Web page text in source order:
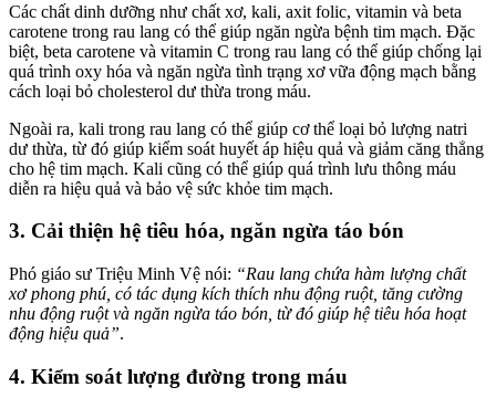
Các chất dinh dưỡng như chất xơ, kali, axit folic, vitamin và beta
carotene trong rau lang có thể giúp ngăn ngừa bệnh tim mạch. Đặc
biệt, beta carotene và vitamin C trong rau lang có thể giúp chống lại
quá trình oxy hóa và ngăn ngừa tình trạng xơ vữa động mạch bằng
cách loại bỏ cholesterol dư thừa trong máu.
Ngoài ra, kali trong rau lang có thể giúp cơ thể loại bỏ lượng natri
dư thừa, từ đó giúp kiểm soát huyết áp hiệu quả và giảm căng thẳng
cho hệ tim mạch. Kali cũng có thể giúp quá trình lưu thông máu
diễn ra hiệu quả và bảo vệ sức khỏe tim mạch.
3. Cải thiện hệ tiêu hóa, ngăn ngừa táo bón
Phó giáo sư Triệu Minh Vệ nói: “Rau lang chứa hàm lượng chất
xơ phong phú, có tác dụng kích thích nhu động ruột, tăng cường
nhu động ruột và ngăn ngừa táo bón, từ đó giúp hệ tiêu hóa hoạt
động hiệu quả”.
4. Kiểm soát lượng đường trong máu